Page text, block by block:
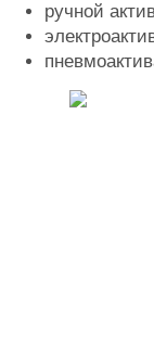
ручной